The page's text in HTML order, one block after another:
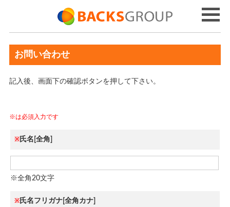
お問い合わせ
記入後、画面下の確認ボタンを押して下さい。
※は必須入力です
※ 氏名[全角]
※全角20文字
※ 氏名フリガナ[全角カナ]